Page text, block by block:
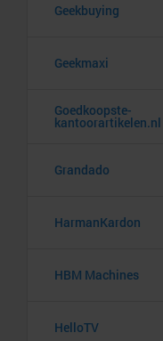
Geekbuying
Geekmaxi
Goedkoopste-
kantoorartikelen.nl
Grandado
HarmanKardon
HBM Machines
HelloTV